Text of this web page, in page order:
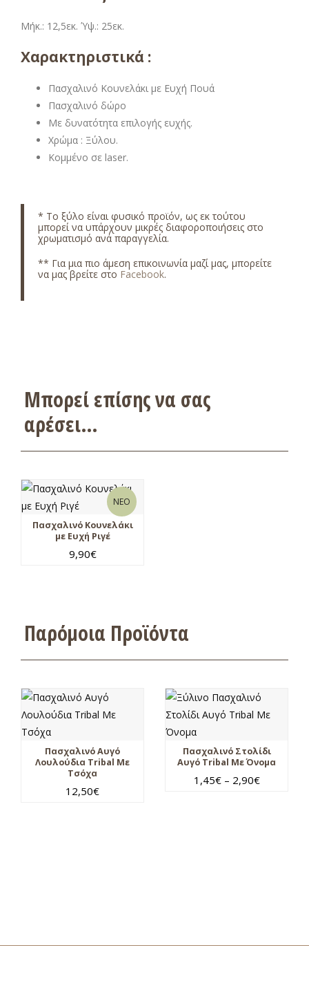
Μήκ.: 12,5εκ. Ύψ.: 25εκ.
Χαρακτηριστικά :
Πασχαλινό Κουνελάκι με Ευχή Πουά
Πασχαλινό δώρο
Με δυνατότητα επιλογής ευχής.
Χρώμα : Ξύλου.
Κομμένο σε laser.
* Το ξύλο είναι φυσικό προϊόν, ως εκ τούτου
μπορεί να υπάρχουν μικρές διαφοροποιήσεις στο
χρωματισμό ανά παραγγελία.
** Για μια πιο άμεση επικοινωνία μαζί μας, μπορείτε
να μας βρείτε στο Facebook.
Μπορεί επίσης να σας
αρέσει…
ΝΕΟ
Πασχαλινό Κουνελάκι
με Ευχή Ριγέ
9,90€
Παρόμοια Προϊόντα
Πασχαλινό Αυγό
Λουλούδια Tribal Με
Τσόχα
12,50€
Πασχαλινό Στολίδι
Αυγό Tribal Με Όνομα
1,45€ – 2,90€